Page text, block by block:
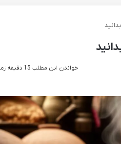
خواندن این مطلب 15 دقیقه زمان میبرد